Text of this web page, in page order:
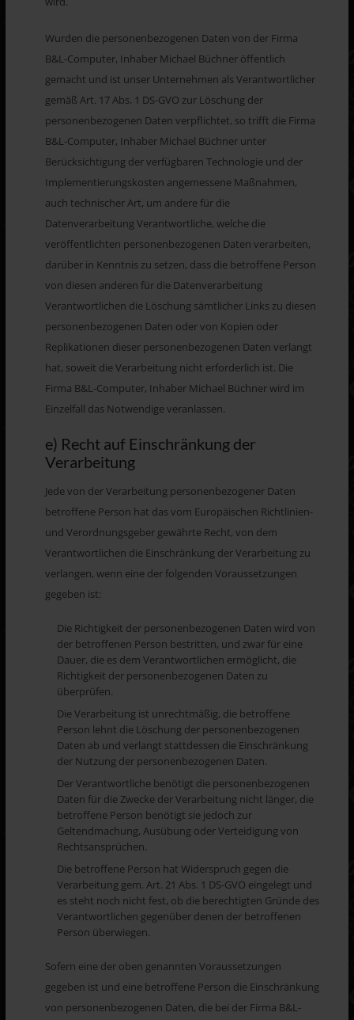
Wurden die personenbezogenen Daten von der Firma
B&L-Computer, Inhaber Michael Büchner öffentlich
gemacht und ist unser Unternehmen als Verantwortlicher
gemäß Art. 17 Abs. 1 DS-GVO zur Löschung der
personenbezogenen Daten verpflichtet, so trifft die Firma
B&L-Computer, Inhaber Michael Büchner unter
Berücksichtigung der verfügbaren Technologie und der
Implementierungskosten angemessene Maßnahmen,
auch technischer Art, um andere für die
Datenverarbeitung Verantwortliche, welche die
veröffentlichten personenbezogenen Daten verarbeiten,
darüber in Kenntnis zu setzen, dass die betroffene Person
von diesen anderen für die Datenverarbeitung
Verantwortlichen die Löschung sämtlicher Links zu diesen
personenbezogenen Daten oder von Kopien oder
Replikationen dieser personenbezogenen Daten verlangt
hat, soweit die Verarbeitung nicht erforderlich ist. Die
Firma B&L-Computer, Inhaber Michael Büchner wird im
Einzelfall das Notwendige veranlassen.
e) Recht auf Einschränkung der
Verarbeitung
Jede von der Verarbeitung personenbezogener Daten
betroffene Person hat das vom Europäischen Richtlinien-
und Verordnungsgeber gewährte Recht, von dem
Verantwortlichen die Einschränkung der Verarbeitung zu
verlangen, wenn eine der folgenden Voraussetzungen
gegeben ist:
Die Richtigkeit der personenbezogenen Daten wird von
der betroffenen Person bestritten, und zwar für eine
Dauer, die es dem Verantwortlichen ermöglicht, die
Richtigkeit der personenbezogenen Daten zu
überprüfen.
Die Verarbeitung ist unrechtmäßig, die betroffene
Person lehnt die Löschung der personenbezogenen
Daten ab und verlangt stattdessen die Einschränkung
der Nutzung der personenbezogenen Daten.
Der Verantwortliche benötigt die personenbezogenen
Daten für die Zwecke der Verarbeitung nicht länger, die
betroffene Person benötigt sie jedoch zur
Geltendmachung, Ausübung oder Verteidigung von
Rechtsansprüchen.
Die betroffene Person hat Widerspruch gegen die
Verarbeitung gem. Art. 21 Abs. 1 DS-GVO eingelegt und
es steht noch nicht fest, ob die berechtigten Gründe des
Verantwortlichen gegenüber denen der betroffenen
Person überwiegen.
Sofern eine der oben genannten Voraussetzungen
gegeben ist und eine betroffene Person die Einschränkung
von personenbezogenen Daten, die bei der Firma B&L-